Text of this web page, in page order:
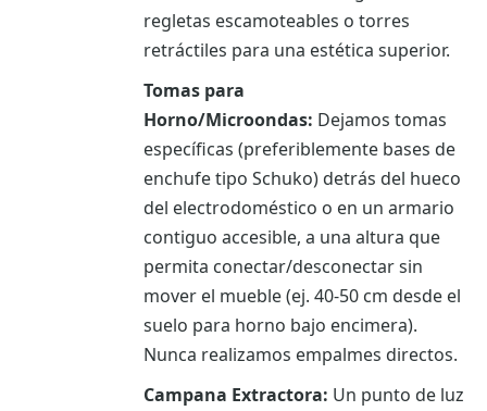
regletas escamoteables o torres
retráctiles para una estética superior.
Tomas para
Horno/Microondas: Dejamos tomas
específicas (preferiblemente bases de
enchufe tipo Schuko) detrás del hueco
del electrodoméstico o en un armario
contiguo accesible, a una altura que
permita conectar/desconectar sin
mover el mueble (ej. 40-50 cm desde el
suelo para horno bajo encimera).
Nunca realizamos empalmes directos.
Campana Extractora: Un punto de luz